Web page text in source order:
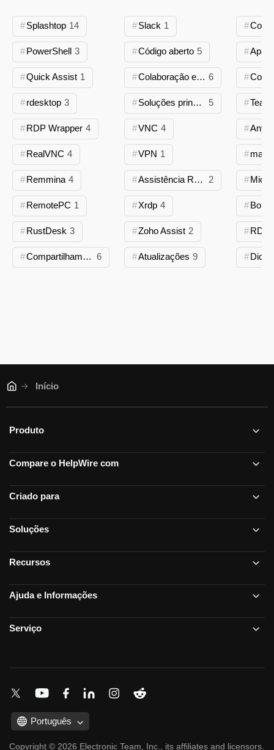
Splashtop 14
PowerShell 3
Quick Assist 1
rdesktop 3
RDP Wrapper 4
RealVNC 4
Remmina 4
RemotePC 1
RustDesk 3
Compartilhamento de tela 6
Slack 1
Código aberto 5
Colaboração em equipe 6
Soluções principais 5
VNC 4
VPN 1
Assistência Remota do Windows 2
Xrdp 4
Zoho Assist 2
Atualizações 9
RDP
Início
Produto
Compare o HelpWire com
Criado para
Soluções
Recursos
Ajuda e Informações
Serviço
Português
Copyright © 2026 Electronic Team, Inc., its affiliates and licensors.